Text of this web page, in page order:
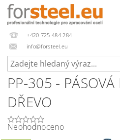
+420 725 484 284
info@forsteel.eu
PP-305 - PÁSOVÁ
DŘEVO
Neohodnoceno